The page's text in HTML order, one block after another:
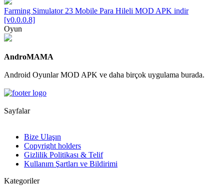
Farming Simulator 23 Mobile Para Hileli MOD APK indir
[v0.0.0.8]
Oyun
AndroMAMA
Android Oyunlar MOD APK ve daha birçok uygulama burada.
Sayfalar
Bize Ulaşın
Copyright holders
Gizlilik Politikası & Telif
Kullanım Şartları ve Bildirimi
Kategoriler